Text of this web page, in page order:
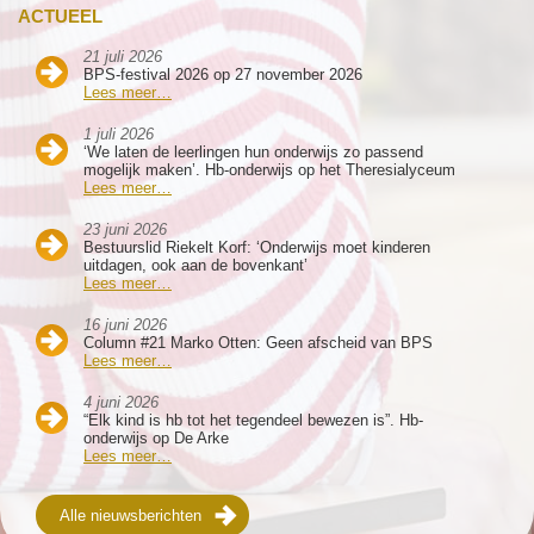
ACTUEEL
21 juli 2026
BPS-festival 2026 op 27 november 2026
Lees meer…
1 juli 2026
‘We laten de leerlingen hun onderwijs zo passend
mogelijk maken’. Hb-onderwijs op het Theresialyceum
Lees meer…
23 juni 2026
Bestuurslid Riekelt Korf: ‘Onderwijs moet kinderen
uitdagen, ook aan de bovenkant’
Lees meer…
16 juni 2026
Column #21 Marko Otten: Geen afscheid van BPS
Lees meer…
4 juni 2026
“Elk kind is hb tot het tegendeel bewezen is”. Hb-
onderwijs op De Arke
Lees meer…
Alle nieuwsberichten